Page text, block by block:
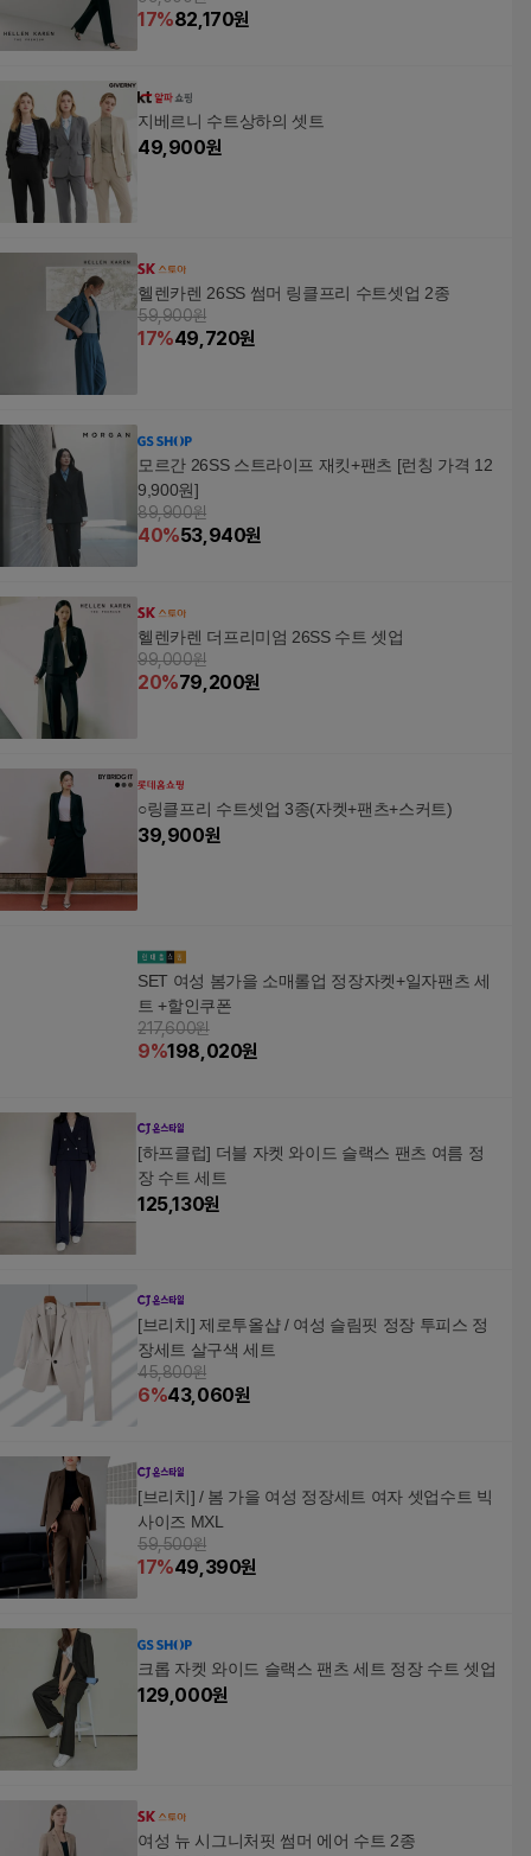
17%82,170원
지베르니 수트상하의 셋트
49,900원
헬렌카렌 26SS 썸머 링클프리 수트셋업 2종
59,900원
17%49,720원
모르간 26SS 스트라이프 재킷+팬츠 [런칭 가격 12
9,900원]
89,900원
40%53,940원
헬렌카렌 더프리미엄 26SS 수트 셋업
99,000원
20%79,200원
○링클프리 수트셋업 3종(자켓+팬츠+스커트)
39,900원
SET 여성 봄가을 소매롤업 정장자켓+일자팬츠 세
트 +할인쿠폰
217,600원
9%198,020원
[하프클럽] 더블 자켓 와이드 슬랙스 팬츠 여름 정
장 수트 세트
125,130원
[브리치] 제로투올샵 / 여성 슬림핏 정장 투피스 정
장세트 살구색 세트
45,800원
6%43,060원
[브리치] / 봄 가을 여성 정장세트 여자 셋업수트 빅
사이즈 MXL
59,500원
17%49,390원
크롭 자켓 와이드 슬랙스 팬츠 세트 정장 수트 셋업
129,000원
여성 뉴 시그니처핏 썸머 에어 수트 2종